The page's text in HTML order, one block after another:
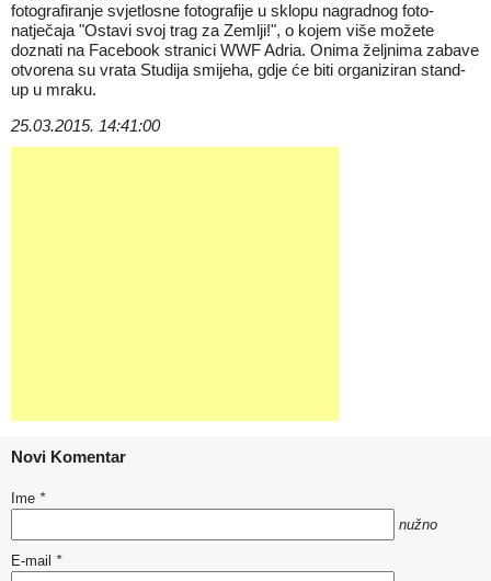
fotografiranje svjetlosne fotografije u sklopu nagradnog foto-
natječaja "Ostavi svoj trag za Zemlji!", o kojem više možete
doznati na Facebook stranici WWF Adria. Onima željnima zabave
otvorena su vrata Studija smijeha, gdje će biti organiziran stand-
up u mraku.
25.03.2015. 14:41:00
Novi Komentar
Ime *
nužno
E-mail *